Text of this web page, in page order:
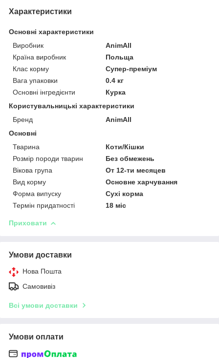
Характеристики
Основні характеристики
Виробник
AnimAll
Країна виробник
Польща
Клас корму
Супер-преміум
Вага упаковки
0.4 кг
Основні інгредієнти
Курка
Користувальницькі характеристики
Бренд
AnimAll
Основні
Тварина
Коти/Кішки
Розмір породи тварин
Без обмежень
Вікова група
От 12-ти месяцев
Вид корму
Основне харчування
Форма випуску
Сухі корма
Термін придатності
18 міс
Приховати
Умови доставки
Нова Пошта
Самовивіз
Всі умови доставки
Умови оплати